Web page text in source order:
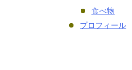
食べ物
プロフィール